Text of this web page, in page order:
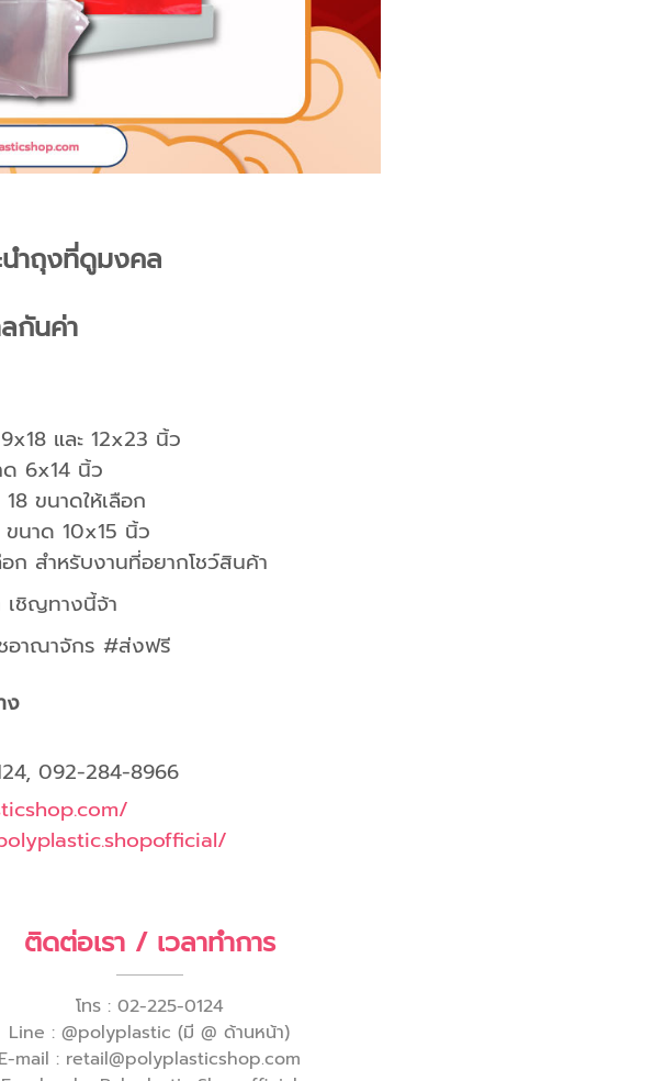
ำถุงที่ดูมงคล
กันค่า
และ 12x23 นิ้ว
6x14 นิ้ว
ขนาดให้เลือก
นาด 10x15 นิ้ว
สำหรับงานที่อยากโชว์สินค้า
ชิญทางนี้จ้า
อาณาจักร #ส่งฟรี
ง
092-284-8966
ติดต่อเรา / เวลาทำการ
โทร : 02-225-0124
Line : @polyplastic (มี @ ด้านหน้า)
E-mail : retail@polyplasticshop.com